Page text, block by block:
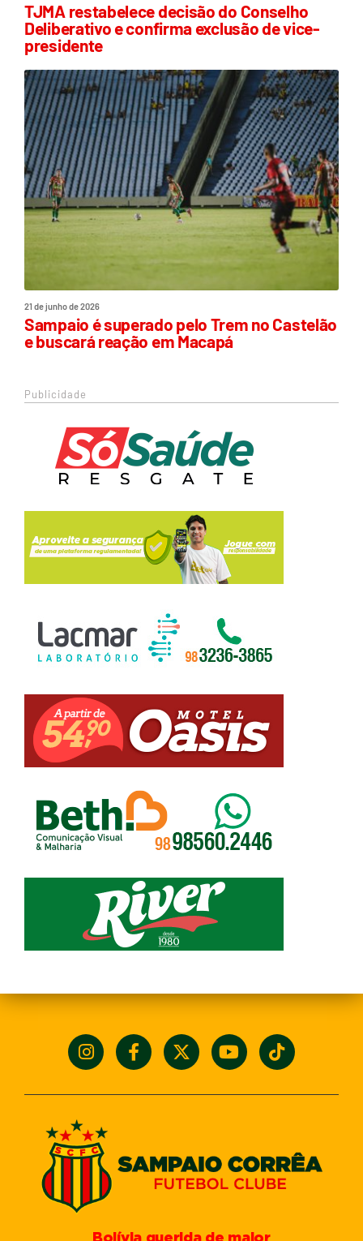
TJMA restabelece decisão do Conselho
Deliberativo e confirma exclusão de vice-
presidente
21 de junho de 2026
Sampaio é superado pelo Trem no Castelão
e buscará reação em Macapá
Publicidade